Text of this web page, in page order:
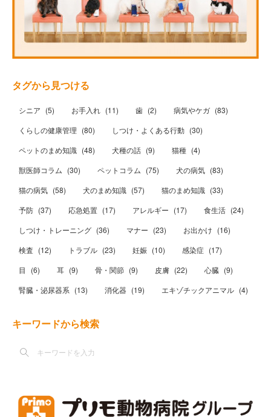
タグから見つける
シニア (5) お手入れ (11) 歯 (2) 病気やケガ (83)
くらしの健康管理 (80) しつけ・よくある行動 (30)
ペットのまめ知識 (48) 犬種の話 (9) 猫種 (4)
獣医師コラム (30) ペットコラム (75) 犬の病気 (83)
猫の病気 (58) 犬のまめ知識 (57) 猫のまめ知識 (33)
予防 (37) 応急処置 (17) アレルギー (17) 食生活 (24)
しつけ・トレーニング (36) マナー (23) お出かけ (16)
検査 (12) トラブル (23) 妊娠 (10) 感染症 (17)
目
(6) 耳 (9) 骨・関節 (9) 皮膚 (22) 心臓 (9)
腎臓・泌尿器系 (13) 消化器 (19) エキゾチックアニマル (4)
キーワードから検索